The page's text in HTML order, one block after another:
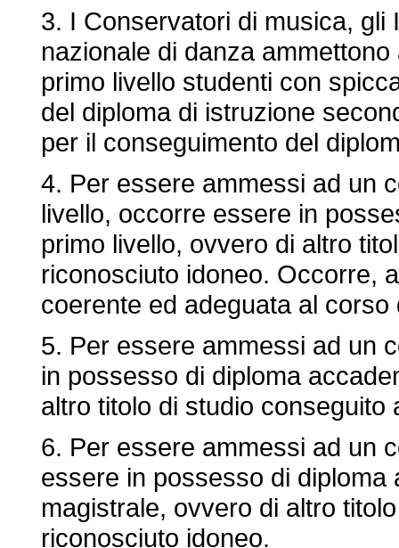
3. I Conservatori di musica, gli
nazionale di danza
primo livello studenti con
del diploma di istruzione
per il conseguimento del
4. Per essere ammessi ad un
livello, occorre essere in
primo livello, ovvero di altro
riconosciuto idoneo. Occorre,
coerente ed adeguata al corso
5. Per essere ammessi ad un
in possesso di diploma
altro titolo di studio
6. Per essere ammessi ad un
essere in possesso di
magistrale, ovvero di altro
riconosciuto idoneo.